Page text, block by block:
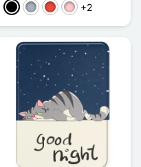
NegroGris RojoRosa+2